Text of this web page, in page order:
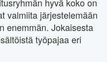
hyvä koko on
valmiita järjestelemään
enemmän. Jokaisesta
työpajaa eri